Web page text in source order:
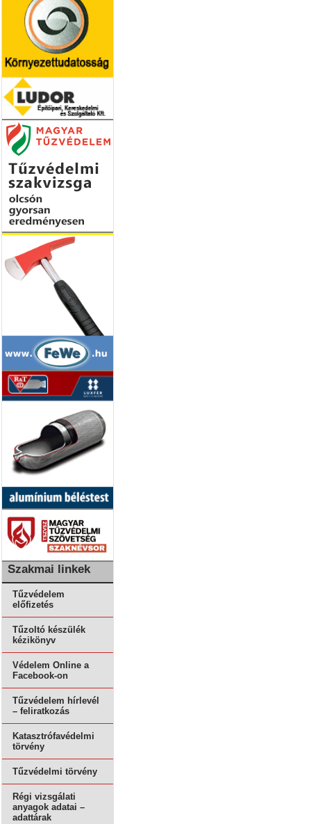
Szakmai linkek
Tűzvédelem
előfizetés
Tűzoltó készülék
kézikönyv
Védelem Online a
Facebook-on
Tűzvédelem hírlevél
– feliratkozás
Katasztrófavédelmi
törvény
Tűzvédelmi törvény
Régi vizsgálati
anyagok adatai –
adattárak